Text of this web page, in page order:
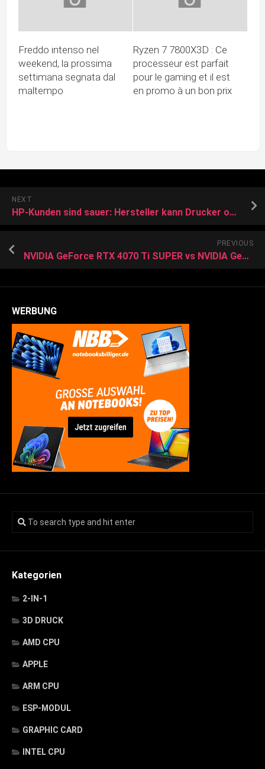
Freddo intenso nel
weekend, la prossima
settimana segnata dal
maltempo
Ryzen 7 7800X3D : Ce
processeur est parfait
pour le gaming et il est
en promo à un bon prix
NEXT
HP-Kunden sind sauer: Hersteller kann Drucker ohne Ankündigung deaktivieren
PREVIOUS
NVIDIA GeForce RTX 4070 Ti SUPER vs NVIDIA GeForce RTX 2070 Mobile vs NVIDIA GeForce RTX 2070 (Desktop)
WERBUNG
Kategorien
2-IN-1
3D DRUCK
AMD CPU
APPLE
ARM CPU
ESP-MODUL
GRAPHIC CARD
INTEL CPU